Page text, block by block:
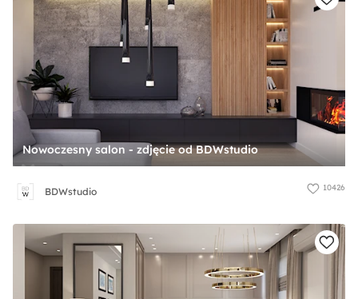
Nowoczesny salon - zdjęcie od BDWstudio
BDWstudio 10426